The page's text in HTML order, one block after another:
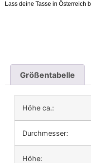
Lass deine Tasse in Österreich
Größentabelle
Höhe ca.:
Durchmesser:
Höhe: